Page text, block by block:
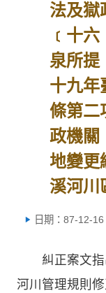
法及獄
﹝十
泉所提
十九年
條第二
政機關
地變更
溪河川
日期：87-12-16
糾正案文指
河川管理規則